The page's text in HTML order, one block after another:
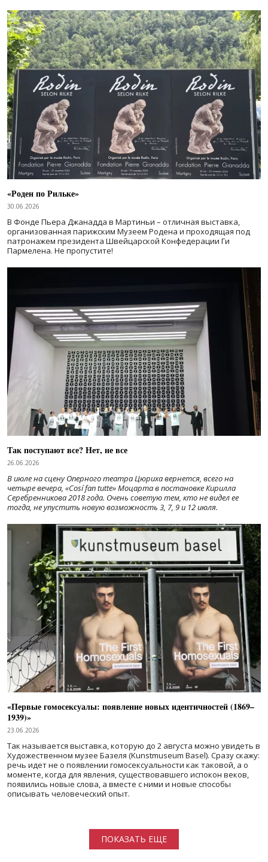
«Роден по Рильке»
30.06.2026
В Фонде Пьера Джанадда в Мартиньи – отличная выставка,
организованная парижским Музеем Родена и проходящая под
патронажем президента Швейцарской Конфедерации Ги
Пармелена. Не пропустите!
Так поступают все? Нет, не все
26.06.2026
В июле на сцену Оперного театра Цюриха вернется, всего на
четыре вечера, «Cosí fan tutte» Моцарта в постановке Кирилла
Серебренникова 2018 года. Очень советую тем, кто не видел ее
тогда, не упустить новую возможность 3, 7, 9 и 12 июля.
«Первые гомосексуалы: появление новых идентичностей (1869–
1939)»
23.06.2026
Так называется выставка, которую до 2 августа можно увидеть в
Художественном музее Базеля (Kunstmuseum Basel). Сразу скажу:
речь идет не о появлении гомосексуальности как таковой, а о
моменте, когда для явления, существовавшего испокон веков,
появились новые слова, а вместе с ними и новые способы
описывать человеческий опыт.
ПОКАЗАТЬ ЕЩЕ